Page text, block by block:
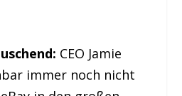
CEO Jamie
immer noch nicht